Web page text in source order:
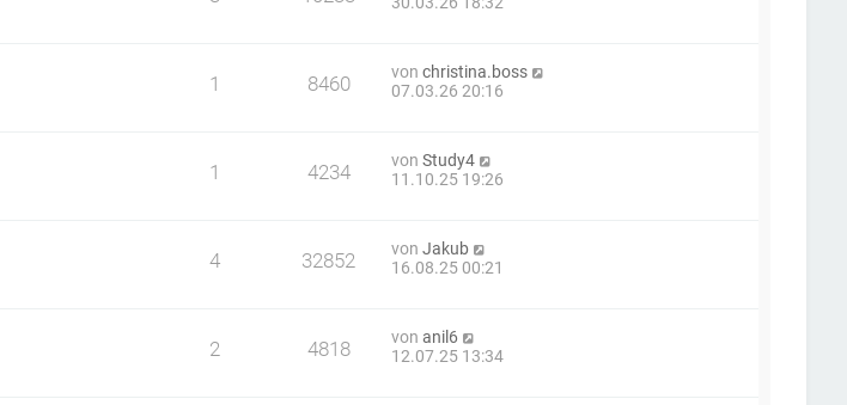
1 8460 vonchristina.boss
07.03.26 20:16
1 4234 vonStudy4
11.10.25 19:26
4 32852 vonJakub
16.08.25 00:21
2 4818 vonanil6
12.07.25 13:34